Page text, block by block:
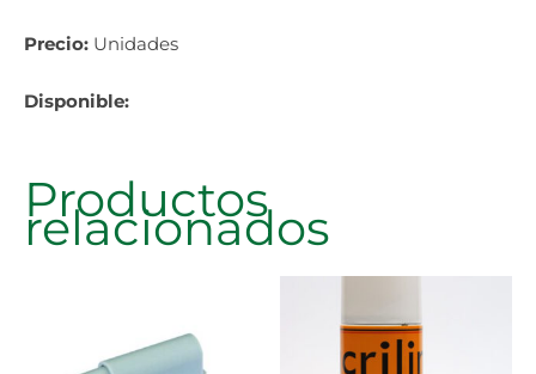
Precio: Unidades
Disponible:
Productos
relacionados